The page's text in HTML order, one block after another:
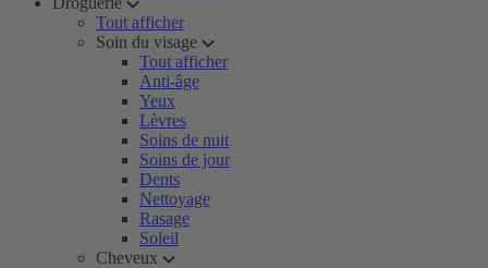
Tout afficher
Soin du visage
Tout afficher
Anti-âge
Yeux
Lèvres
Soins de nuit
Soins de jour
Dents
Nettoyage
Rasage
Soleil
Cheveux